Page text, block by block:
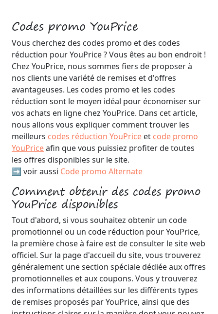
Codes promo YouPrice
Vous cherchez des codes promo et des codes
réduction pour YouPrice ? Vous êtes au bon endroit !
Chez YouPrice, nous sommes fiers de proposer à
nos clients une variété de remises et d'offres
avantageuses. Les codes promo et les codes
réduction sont le moyen idéal pour économiser sur
vos achats en ligne chez YouPrice. Dans cet article,
nous allons vous expliquer comment trouver les
meilleurs codes réduction YouPrice et code promo
YouPriceafin que vous puissiez profiter de toutes
les offres disponibles sur le site.
➡️ voir aussi Code promo Alternate
Comment obtenir des codes promo
YouPrice disponibles
Tout d'abord, si vous souhaitez obtenir un code
promotionnel ou un code réduction pour YouPrice,
la première chose à faire est de consulter le site web
officiel. Sur la page d'accueil du site, vous trouverez
généralement une section spéciale dédiée aux offres
promotionnelles et aux coupons. Vous y trouverez
des informations détaillées sur les différents types
de remises proposés par YouPrice, ainsi que des